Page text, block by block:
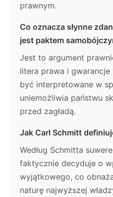
prawnym.
Co oznacza słynne
jest paktem
Jest to argument
litera prawa i
być interpretowane w
uniemożliwia państwu
przed zagładą.
Jak Carl Schmitt
Według Schmitta
faktycznie decyduje o
wyjątkowego, co
naturę najwyższej